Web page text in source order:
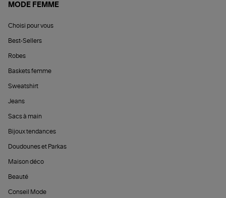
MODE FEMME
Choisi pour vous
Best-Sellers
Robes
Baskets femme
Sweatshirt
Jeans
Sacs à main
Bijoux tendances
Doudounes et Parkas
Maison déco
Beauté
Conseil Mode